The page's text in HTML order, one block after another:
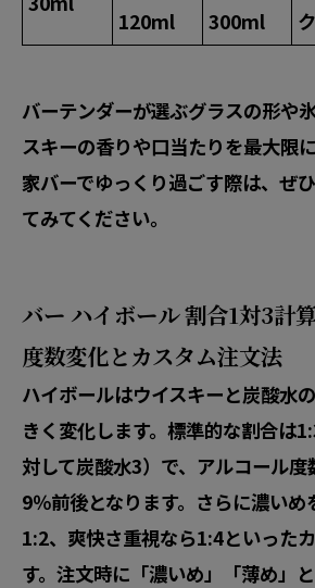
120ml
300ml
バーテンダーが選ぶグラスの形や
スキーの香りや口当たりを最大限
家バーでゆっくり過ごす際は、ぜ
てみてください。
バー ハイボール 割合1対3計
度数変化とカスタム注文法
ハイボールはウイスキーと炭酸水
きく変化します。標準的な割合は
対して炭酸水3）で、アルコール
9％前後となります。さらに濃い
1:2、爽快さ重視なら1:4といった
す。注文時に「濃いめ」「薄め」